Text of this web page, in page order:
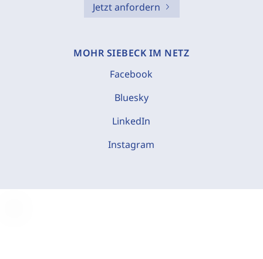
Jetzt anfordern
MOHR SIEBECK IM NETZ
Facebook
Bluesky
LinkedIn
Instagram